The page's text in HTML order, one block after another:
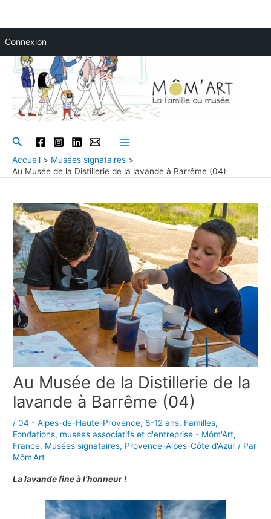
Connexion
contenu
Rechercher
Menu
Accueil
Musées signataires
Au Musée de la Distillerie de la lavande à Barrême (04)
Au Musée de la Distillerie de la
lavande à Barrême (04)
/04 - Alpes-de-Haute-Provence,6-12 ans, Familles,
Fondations, musées associatifs et d'entreprise - Môm'Art,
France, Musées signataires, Provence-Alpes-Côte d'Azur / Par
Môm'Art
La lavande fine à l’honneur !